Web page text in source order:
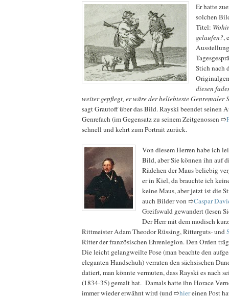
Er hatte
solchen
Titel:
gelaufen?,
Stich nach
diesen
weiter gepflegt, er wäre der beliebteste Genremaler
sagt Grautoff über das Bild. Rayski beendet seinen
Genrefach (im Gegensatz zu seinem Zeitgenossen ➱
schnell und kehrt zum Portrait zurück.
Von diesem Herren habe ich
Bild, aber Sie können ihn auf
Rädchen der Maus beliebig
er in Kiel, da brauchte ich
keine Maus, aber jetzt ist die
auch Bilder von ➱Caspar
Greifswald gewandert (lesen
Der Herr mit dem modisch
Rittmeister Adam Theodor Rüssing, Ritterguts- und
Ritter der französischen Ehrenlegion. Den Orden
Die leicht gelangweilte Pose (man beachte den
eleganten Handschuh) verraten den sächsischen
datiert, man könnte vermuten, dass Rayski es nach
(1834-35) gemalt hat. Damals hatte ihn Horace
immer wieder erwähnt wird (und ➱hiereinen Post